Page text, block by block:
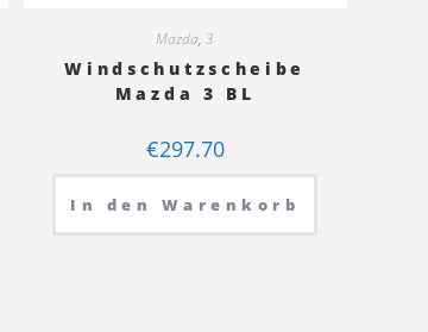
Mazda,3
Windschutzscheibe
Mazda 3 BL
€297.70
In den Warenkorb